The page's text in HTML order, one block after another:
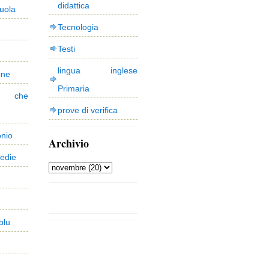
che
didattica
Tecnologia
Testi
lingua inglese
Primaria
prove di verifica
Archivio